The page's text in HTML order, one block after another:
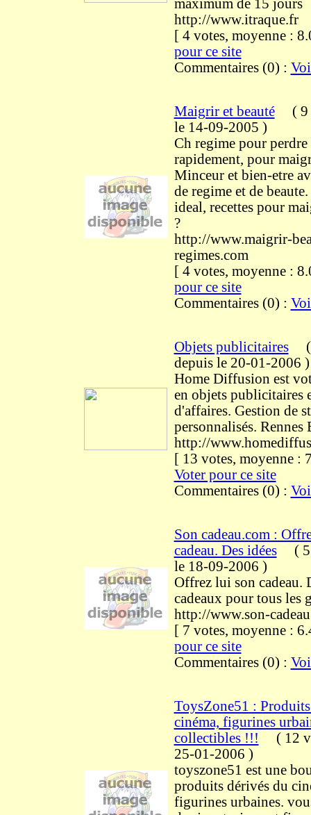
maximum de 15 jours
http://www.itraque.fr
[ 4 votes, moyenne
pour ce site
Commentaires (0) :
Maigrir et beauté(9
le 14-09-2005 )
Ch regime pour
rapidement, pour
Minceur et bien-etre
de regime et de
ideal, recettes pour
?
http://www.maigrir-
regimes.com
[ 4 votes, moyenne
pour ce site
Commentaires (0) :
Objets publicitaires(
depuis le 20-01-2006 )
Home Diffusion est
en objets publicitaires
d'affaires. Gestion de
personnalisés. Rennes
http://
[ 13 votes, moyenne
Voter pour ce site
Commentaires (0) :
Son cadeau.com :
cadeau. Des idées(5
le 18-09-2006 )
Offrez lui son cadeau.
cadeaux pour tous les
http://www.son-
[ 7 votes, moyenne
pour ce site
Commentaires (0) :
ToysZone51 :
cinéma, figurines
collectibles !!! (12
25-01-2006 )
toyszone51 est une
produits dérivés du
figurines urbaines.